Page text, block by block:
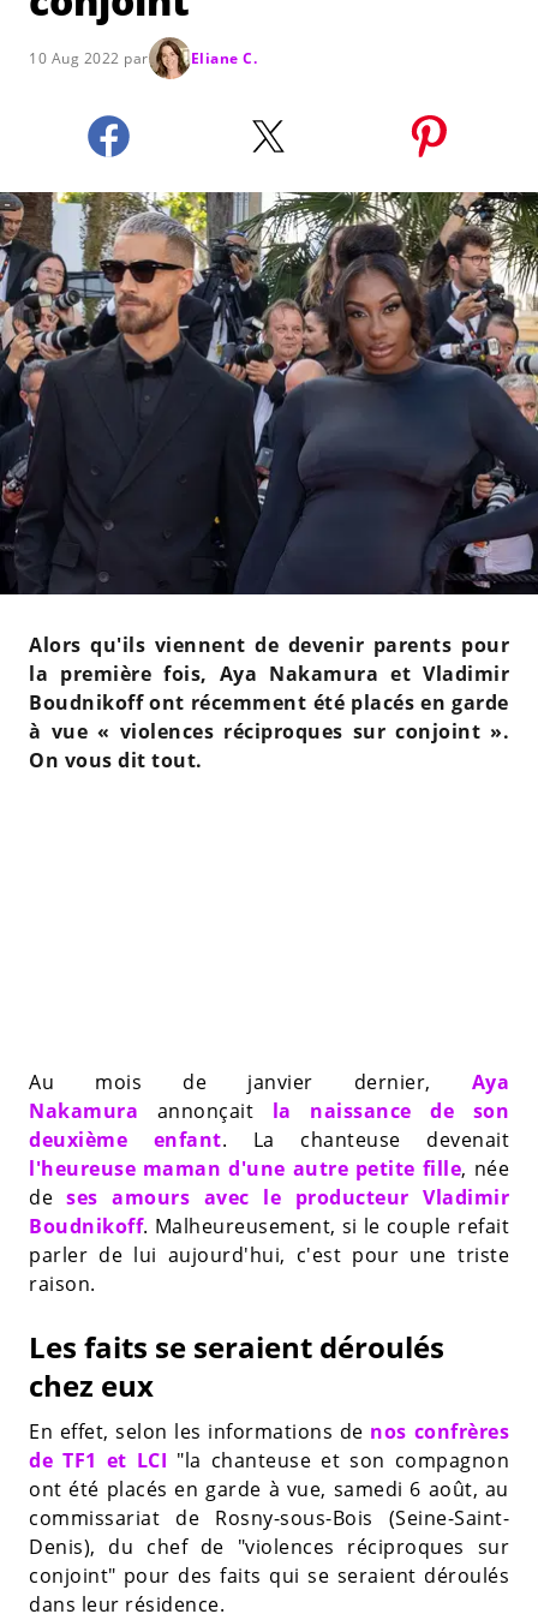
10 Aug 2022 par Eliane C.
Alors qu'ils viennent de devenir parents pour
la première fois, Aya Nakamura et Vladimir
Boudnikoff ont récemment été placés en garde
à vue « violences réciproques sur conjoint ».
On vous dit tout.
Au mois de janvier dernier, Aya
Nakamura annonçait la naissance de son
deuxième enfant. La chanteuse devenait
l'heureuse maman d'une autre petite fille, née
deses amours avec le producteur Vladimir
Boudnikoff. Malheureusement, si le couple refait
parler de lui aujourd'hui, c'est pour une triste
raison.
Les faits se seraient déroulés
chez eux
En effet, selon les informations de nos confrères
de TF1 et LCI "la chanteuse et son compagnon
ont été placés en garde à vue, samedi 6 août, au
commissariat de Rosny-sous-Bois (Seine-Saint-
Denis), du chef de "violences réciproques sur
conjoint" pour des faits qui se seraient déroulés
dans leur résidence.